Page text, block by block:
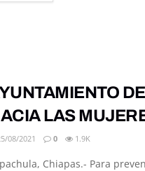
LAS
08/2021 0 1.9K
Chiapas.- Para